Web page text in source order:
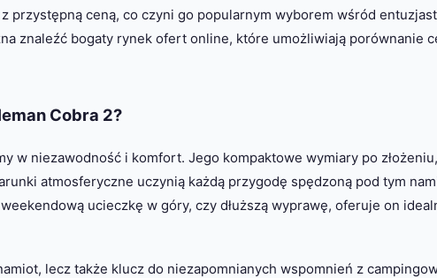
przystępną ceną, co czyni go popularnym wyborem wśród
znaleźć bogaty rynek ofert online, które umożliwiają porównanie
Cobra 2?
w niezawodność i komfort. Jego kompaktowe wymiary po złożeniu,
atmosferyczne uczynią każdą przygodę spędzoną pod tym
ucieczkę w góry, czy dłuższą wyprawę, oferuje on
lecz także klucz do niezapomnianych wspomnień z